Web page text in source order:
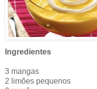
Ingredientes
3 mangas
2 limões pequenos